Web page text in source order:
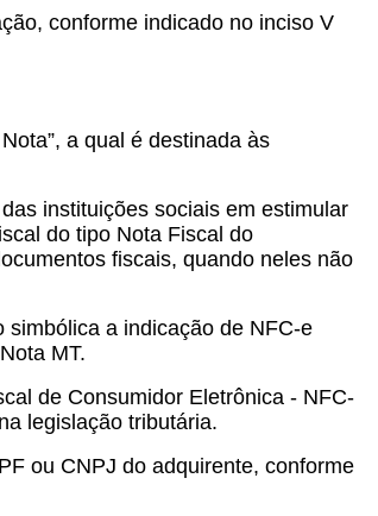
conforme indicado no inciso V
a qual é destinada às
instituições sociais em estimular
do tipo Nota Fiscal do
fiscais, quando neles não
simbólica a indicação de NFC-e
MT.
de Consumidor Eletrônica - NFC-
legislação tributária.
ou CNPJ do adquirente, conforme